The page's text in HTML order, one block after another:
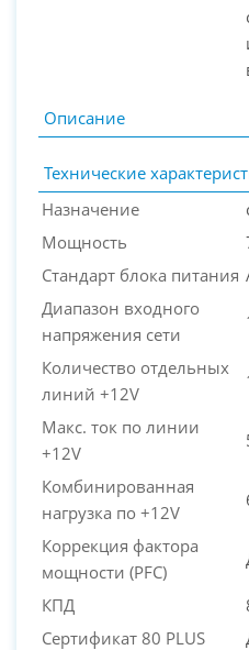
Описание
Технические
Назначение
Мощность
Стандарт блока питания
Диапазон входного
напряжения сети
Количество отдельных
линий +12V
Макс. ток по линии
+12V
Комбинированная
нагрузка по +12V
Коррекция фактора
мощности (PFC)
КПД
Сертификат 80 PLUS